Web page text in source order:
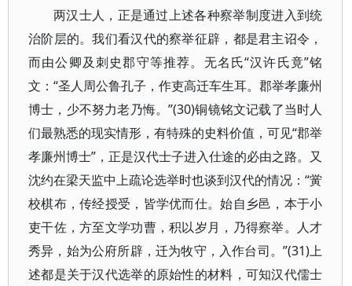
两汉士人，正是通过上述各种察举制度进入到统
治阶层的。我们看汉代的察举征辟，都是君主诏令，
而由公卿及刺史郡守等推荐。无名氏“汉许氏竟”铭
文：“圣人周公鲁孔子，作吏高迁车生耳。郡举孝廉州
博士，少不努力老乃悔。”(30)铜镜铭文记载了当时人
们最熟悉的现实情形，有特殊的史料价值，可见“郡举
孝廉州博士”，正是汉代士子进入仕途的必由之路。又
沈约在梁天监中上疏论选举时也谈到汉代的情况：“黉
校棋布，传经授受，皆学优而仕。始自乡邑，本于小
吏干佐，方至文学功曹，积以岁月，乃得察举。人才
秀异，始为公府所辟，迁为牧守，入作台司。”(31)上
述都是关于汉代选举的原始性的材料，可知汉代儒士